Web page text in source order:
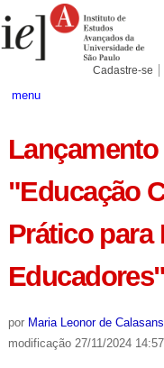
para
conteúdo.
Pessoais
Cadastre-se
menu
"Educação
Prático para
por Maria Leonor de Calasans
modificação27/11/2024 14:57